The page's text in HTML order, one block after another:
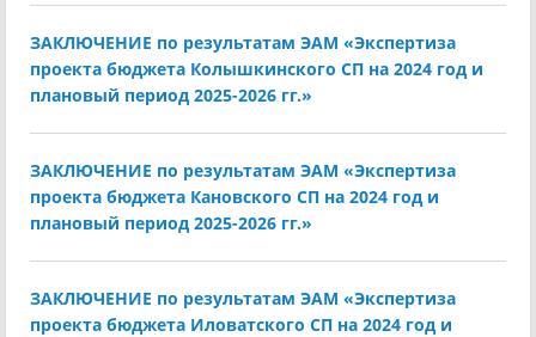
ЗАКЛЮЧЕНИЕ по результатам ЭАМ «Экспертиза
проекта бюджета Колышкинского СП на 2024 год и
плановый период 2025-2026 гг.»
ЗАКЛЮЧЕНИЕ по результатам ЭАМ «Экспертиза
проекта бюджета Кановского СП на 2024 год и
плановый период 2025-2026 гг.»
ЗАКЛЮЧЕНИЕ по результатам ЭАМ «Экспертиза
проекта бюджета Иловатского СП на 2024 год и